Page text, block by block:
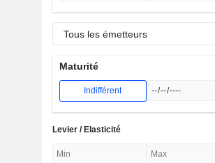
Tous les émetteurs
Maturité
Indifférent
Levier / Elasticité